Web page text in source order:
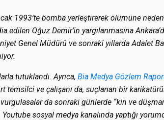
1993’te bomba yerleştirerek ölümüne
edilen Oğuz Demir’in yargılanmasına
Genel Müdürü ve sonraki yıllarda Adalet
tutuklandı. Ayrıca, Bia Medya Gözlem
temsilci ve çalışanı da, suçlanan bir
da sonraki günlerde “kin ve
sosyal medya kanalında yaptığı